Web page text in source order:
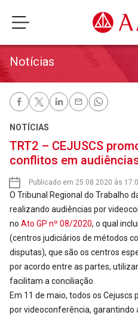
Notícias
NOTÍCIAS
TRT2 – CEJUSCS
conflitos em
Publicado em 25.08.2020 às
O Tribunal Regional do Trabalho
realizando audiências por
no Ato GP nº 08/2020, o qual
(centros judiciários de métodos
disputas), que são os centros
por acordo entre as partes,
facilitam a conciliação.
Em 11 de maio, todos os
por videoconferência, garantindo